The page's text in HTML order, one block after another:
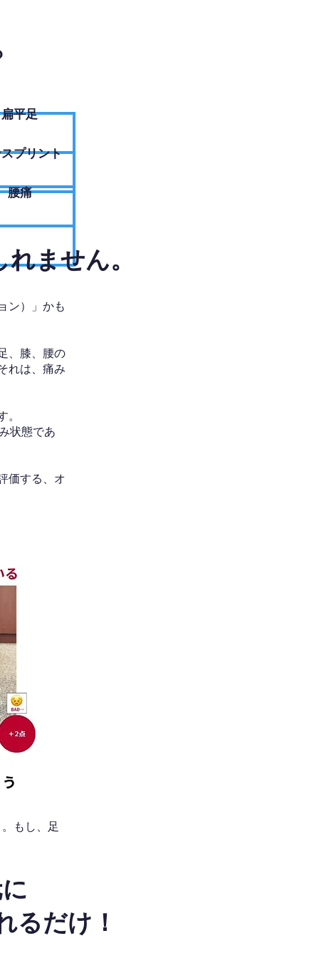
扁平足
プリント
腰痛
ません。
ン）」かも
、膝、腰の
れは、痛み
。
状態であ
価する、オ
もし、足
るだけ！